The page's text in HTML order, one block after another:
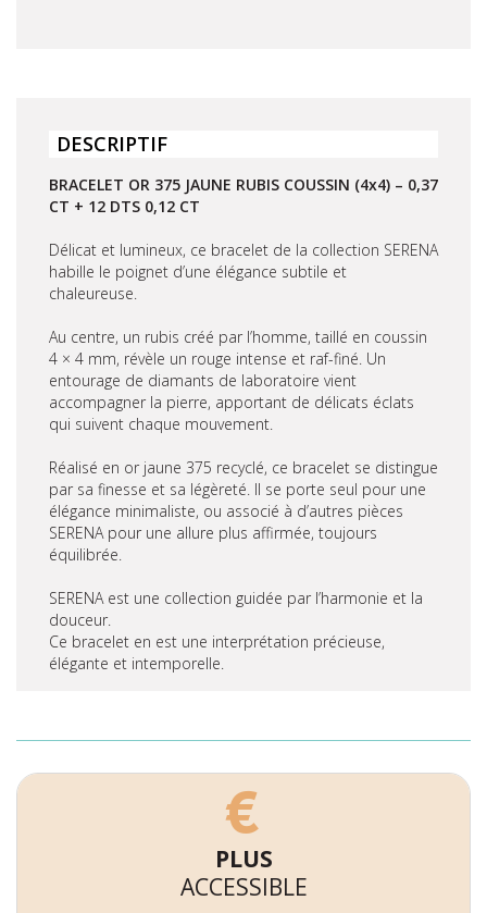
DESCRIPTIF
BRACELET OR 375 JAUNE RUBIS COUSSIN (4x4) – 0,37
CT + 12 DTS 0,12 CT
Délicat et lumineux, ce bracelet de la collection SERENA
habille le poignet d’une élégance subtile et
chaleureuse.
Au centre, un rubis créé par l’homme, taillé en coussin
4 × 4 mm, révèle un rouge intense et raf-finé. Un
entourage de diamants de laboratoire vient
accompagner la pierre, apportant de délicats éclats
qui suivent chaque mouvement.
Réalisé en or jaune 375 recyclé, ce bracelet se distingue
par sa finesse et sa légèreté. Il se porte seul pour une
élégance minimaliste, ou associé à d’autres pièces
SERENA pour une allure plus affirmée, toujours
équilibrée.
SERENA est une collection guidée par l’harmonie et la
douceur.
Ce bracelet en est une interprétation précieuse,
élégante et intemporelle.
PLUS
ACCESSIBLE